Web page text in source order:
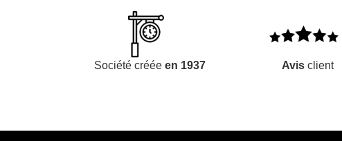
Société créée en 1937 Avisclient